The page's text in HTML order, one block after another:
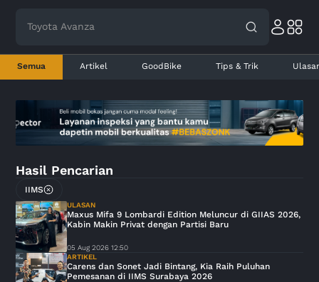
Toyota Avanza
Semua Artikel GoodBike Tips & Trik
Hasil Pencarian
IIMS
ULASAN
Maxus Mifa 9 Lombardi Edition Meluncur di GIIAS 2026,
Kabin Makin Privat dengan Partisi Baru
05 Aug 2026 12:50
ARTIKEL
Carens dan Sonet Jadi Bintang, Kia Raih Puluhan
Pemesanan di IIMS Surabaya 2026